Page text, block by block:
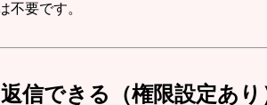
不要です。
できる（権限設定あり